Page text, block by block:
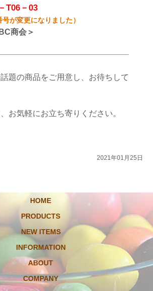
T06－03
号が変更になりました）
会＞
題の商品をご用意し、お待ちして
お気軽にお立ち寄りください。
2021年01月25日
HOME
PRODUCTS
NEW ITEMS
INFORMATION
ABOUT
COMPANY